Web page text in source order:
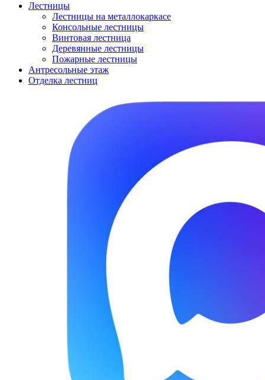
Лестницы
Лестницы на металлокаркасе
Консольные лестницы
Винтовая лестница
Деревянные лестницы
Пожарные лестницы
Антресольные этаж
Отделка лестниц